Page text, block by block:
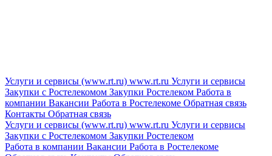
Услуги и сервисы (www.rt.ru) www.rt.ru Услуги и сервисы
Закупки с Ростелекомом Закупки Ростелеком Работа в
компании Вакансии Работа в Ростелекоме Обратная связь
Контакты Обратная связь
Услуги и сервисы (www.rt.ru) www.rt.ru Услуги и сервисы
Закупки с Ростелекомом Закупки Ростелеком
Работа в компании Вакансии Работа в Ростелекоме